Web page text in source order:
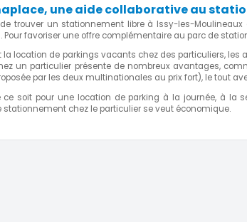
une aide collaborative au
trouver un stationnement libre à Issy-les-
Pour favoriser une offre complémentaire au parc de
la location de parkings vacants chez des particuliers,
un particulier présente de nombreux avantages,
par les deux multinationales au prix fort), le tout
ce soit pour une location de parking à la journée, à la
stationnement chez le particulier se veut économique.